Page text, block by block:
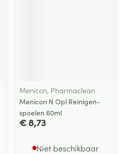
Menicon, Pharmaclean
Menicon N Opl Reinigen-
spoelen 60ml
€ 8,73
Niet beschikbaar